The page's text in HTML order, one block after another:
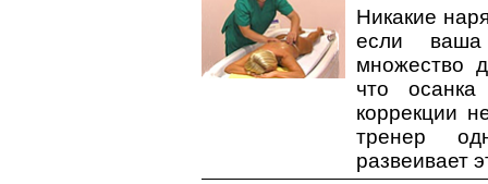
Никакие
если ваша
множество
что
коррекции
тренер
развеивает